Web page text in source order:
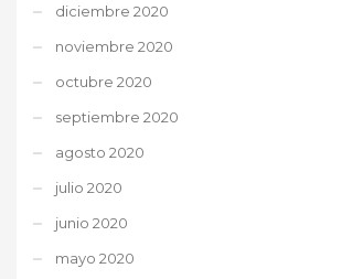
diciembre 2020
noviembre 2020
octubre 2020
septiembre 2020
agosto 2020
julio 2020
junio 2020
mayo 2020